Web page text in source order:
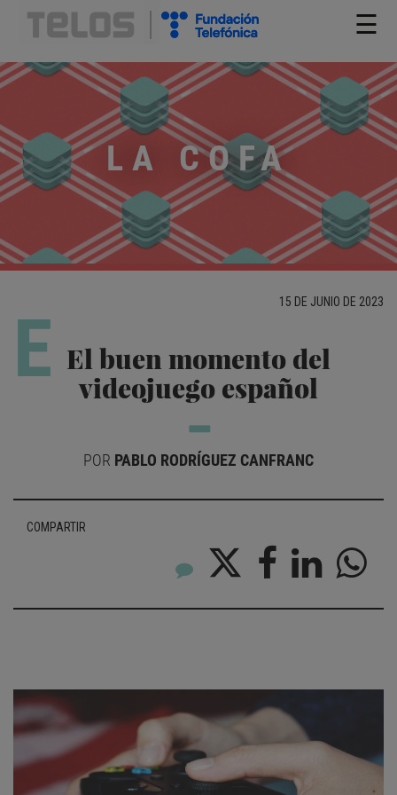
☰
LA COFA
15 DE JUNIO DE 2023
E El buen momento del
videojuego español
POR PABLO RODRÍGUEZ CANFRANC
COMPARTIR